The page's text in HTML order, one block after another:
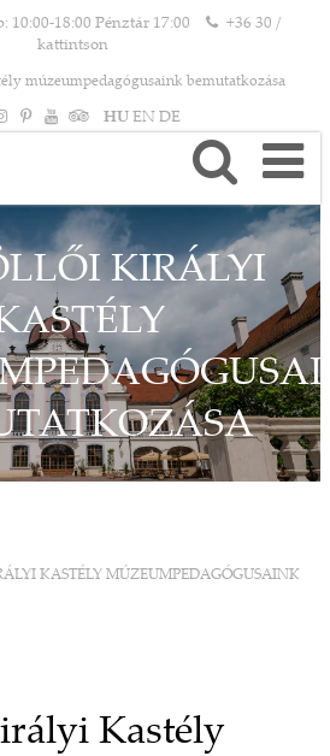
10:00-18:00 Pénztár 17:00
+36 30 /
kattintson
múzeumpedagógusaink bemutatkozása
HU EN DE
KIRÁLYI
KASTÉLY MÚZEUMPEDAGÓGUSAINK
Kastély